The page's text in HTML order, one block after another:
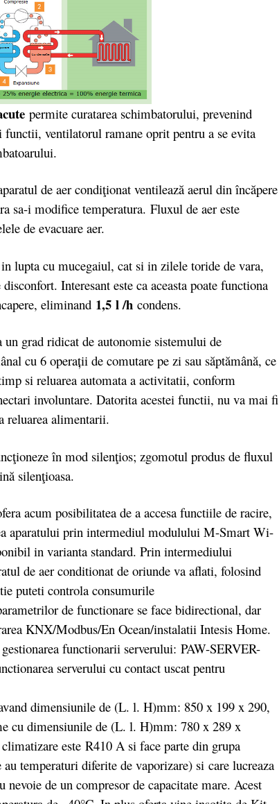
permite curatarea schimbatorului, prevenind
ventilatorul ramane oprit pentru a se evita
de aer condiţionat ventilează aerul din încăpere
sa-i modifice temperatura. Fluxul de aer este
de evacuare aer.
lupta cu mucegaiul, cat si in zilele toride de vara,
Interesant este ca aceasta poate functiona
eliminand 1,5 l /h condens.
un grad ridicat de autonomie sistemului de
cu 6 operații de comutare pe zi sau săptămână, ce
si reluarea automata a activitatii, conform
involuntare. Datorita acestei functii, nu va mai fi
reluarea alimentarii.
în mod silenţios; zgomotul produs de fluxul
silenţioasa.
acum posibilitatea de a accesa functiile de racire,
aparatului prin intermediul modulului M-Smart Wi-
in varianta standard. Prin intermediului
de aer conditionat de oriunde va aflati, folosind
puteti controla consumurile
de functionare se face bidirectional, dar
KNX/Modbus/En Ocean/instalatii Intesis Home.
functionarii serverului: PAW-SERVER-
serverului cu contact uscat pentru
dimensiunile de (L. l. H)mm: 850 x 199 x 290,
cu dimensiunile de (L. l. H)mm: 780 x 289 x
este R410 A si face parte din grupa
temperaturi diferite de vaporizare) si care lucreaza
de un compresor de capacitate mare. Acest